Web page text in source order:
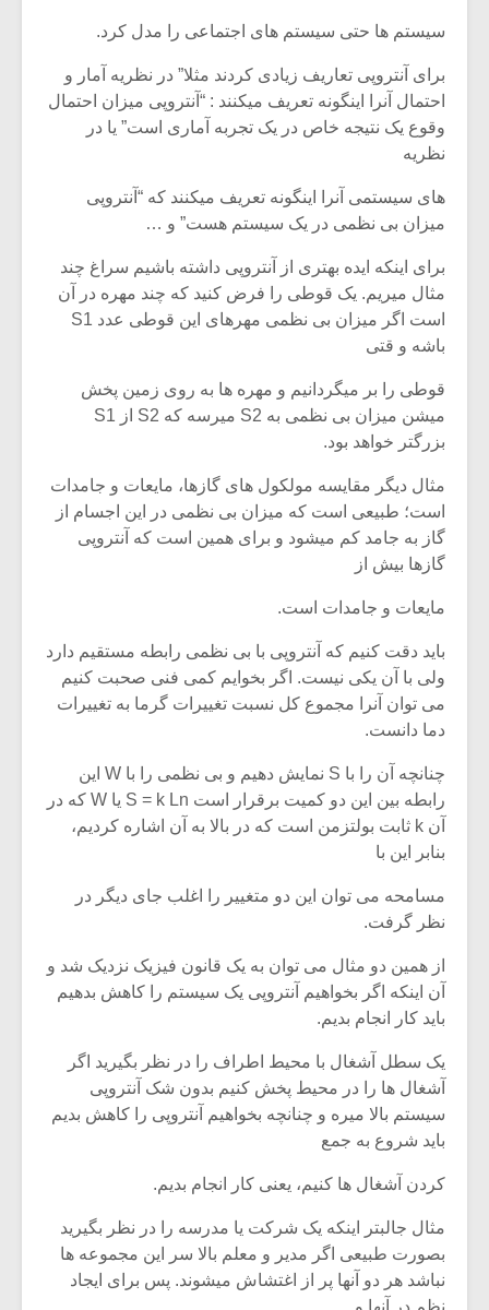
سیستم ها حتی سیستم های اجتماعی را مدل کرد.
برای آنتروپی تعاریف زیادی کردند مثلا” در نظریه آمار و
احتمال آنرا اینگونه تعریف میکنند : “آنتروپی میزان احتمال
وقوع یک نتیجه خاص در یک تجربه آماری است” یا در
نظریه
های سیستمی آنرا اینگونه تعریف میکنند که “آنتروپی
میزان بی نظمی در یک سیستم هست” و …
برای اینکه ایده بهتری از آنتروپی داشته باشیم سراغ چند
مثال میریم. یک قوطی را فرض کنید که چند مهره در آن
است اگر میزان بی نظمی مهرهای این قوطی عدد S1
باشه و قتی
قوطی را بر میگردانیم و مهره ها به روی زمین پخش
میشن میزان بی نظمی به S2 میرسه که S2 از S1
بزرگتر خواهد بود.
مثال دیگر مقایسه مولکول های گازها، مایعات و جامدات
است؛ طبیعی است که میزان بی نظمی در این اجسام از
گاز به جامد کم میشود و برای همین است که آنتروپی
گازها بیش از
مایعات و جامدات است.
باید دقت کنیم که آنتروپی با بی نظمی رابطه مستقیم دارد
ولی با آن یکی نیست. اگر بخوایم کمی فنی صحبت کنیم
می توان آنرا مجموع کل نسبت تغییرات گرما به تغییرات
دما دانست.
چنانچه آن را با S نمایش دهیم و بی نظمی را با W این
رابطه بین این دو کمیت برقرار است S = k Ln یا W که در
آن k ثابت بولتزمن است که در بالا به آن اشاره کردیم،
بنابر این با
مسامحه می توان این دو متغییر را اغلب جای دیگر در
نظر گرفت.
از همین دو مثال می توان به یک قانون فیزیک نزدیک شد و
آن اینکه اگر بخواهیم آنتروپی یک سیستم را کاهش بدهیم
باید کار انجام بدیم.
یک سطل آشغال با محیط اطراف را در نظر بگیرید اگر
آشغال ها را در محیط پخش کنیم بدون شک آنتروپی
سیستم بالا میره و چنانچه بخواهیم آنتروپی را کاهش بدیم
باید شروع به جمع
کردن آشغال ها کنیم، یعنی کار انجام بدیم.
مثال جالبتر اینکه یک شرکت یا مدرسه را در نظر بگیرید
بصورت طبیعی اگر مدیر و معلم بالا سر این مجموعه ها
نباشد هر دو آنها پر از اغتشاش میشوند. پس برای ایجاد